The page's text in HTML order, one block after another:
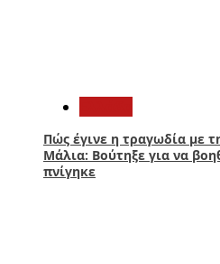
Πώς έγινε η τραγωδία με
Μάλια: Βούτηξε για να
πνίγηκε